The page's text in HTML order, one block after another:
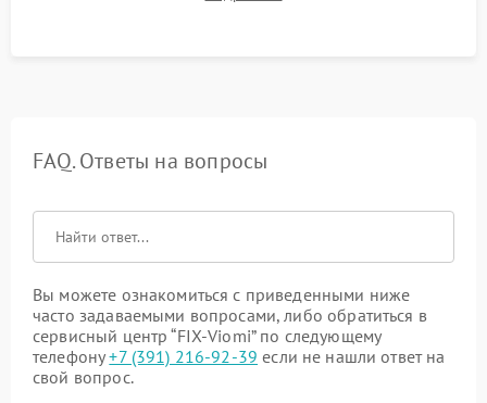
FAQ. Ответы на вопросы
Вы можете ознакомиться с приведенными ниже
часто задаваемыми вопросами, либо обратиться в
сервисный центр “FIX-Viomi” по следующему
телефону+7 (391) 216-92-39 если не нашли ответ на
свой вопрос.